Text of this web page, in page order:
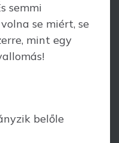
semmi
se miért, se
mint egy
belőle